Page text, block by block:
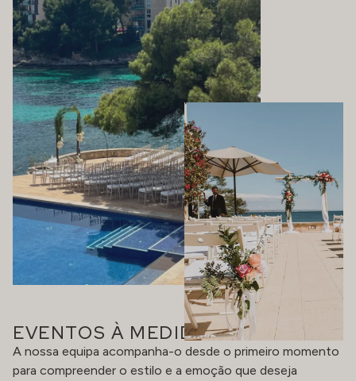
EVENTOS À MEDIDA
A nossa equipa acompanha-o desde o primeiro momento
para compreender o estilo e a emoção que deseja